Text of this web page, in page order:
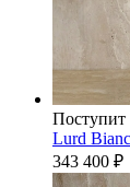
Поступит
Lurd
343 400 ₽